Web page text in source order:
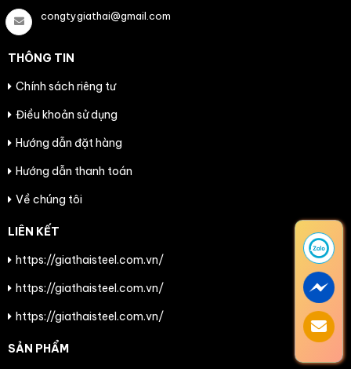
congtygiathai@gmail.com
THÔNG TIN
Chính sách riêng tư
Điều khoản sử dụng
Hướng dẫn đặt hàng
Hướng dẫn thanh toán
Về chúng tôi
LIÊN KẾT
https://giathaisteel.com.vn/
https://giathaisteel.com.vn/
https://giathaisteel.com.vn/
SẢN PHẨM